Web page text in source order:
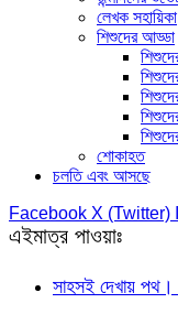
লেখক সহায়িকা
শিশুদের আড্ডা
শোকাহত
চলতি এবং আসছে
Facebook X (Twitter)
এইমাত্র পাওয়াঃ
সাহসই দেখায়